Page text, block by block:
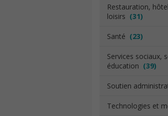
Restauration,
loisirs (31)
Santé (23)
Services sociaux,
éducation (39)
Soutien
Technologies et